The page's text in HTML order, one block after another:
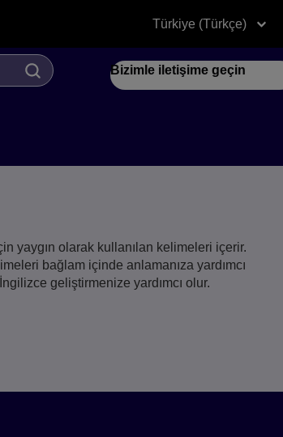
Türkiye (Türkçe)
Bizimle iletişime geçin
yaygın olarak kullanılan kelimeleri içerir.
bağlam içinde anlamanıza yardımcı
geliştirmenize yardımcı olur.